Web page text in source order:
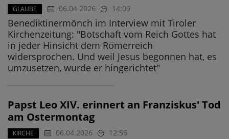
GLAUBE 06.04.2026 14:09
Benediktinermönch im Interview mit Tiroler
Kirchenzeitung: "Botschaft vom Reich Gottes hat
in jeder Hinsicht dem Römerreich
widersprochen. Und weil Jesus begonnen hat, es
umzusetzen, wurde er hingerichtet"
Papst Leo XIV. erinnert an Franziskus' Tod
am Ostermontag
KIRCHE 06.04.2026 12:56